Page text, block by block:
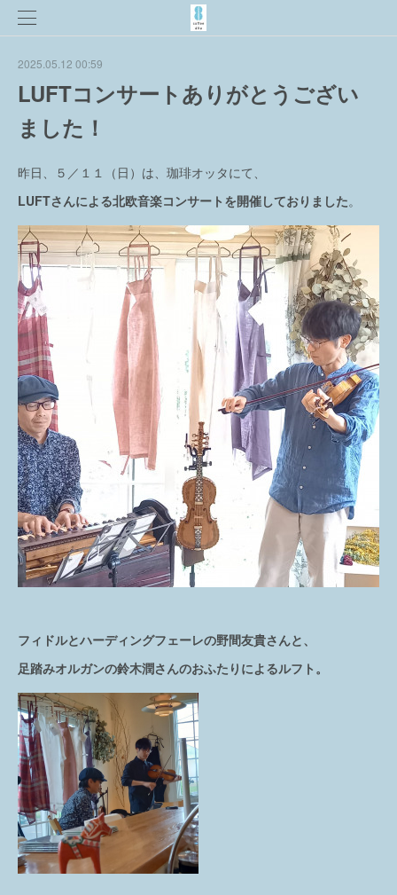
2025.05.12 00:59
LUFTコンサートありがとうござい
ました！
昨日、５／１１（日）は、珈琲オッタにて、
LUFTさんによる北欧音楽コンサートを開催しておりました。
フィドルとハーディングフェーレの野間友貴さんと、
足踏みオルガンの鈴木潤さんのおふたりによるルフト。